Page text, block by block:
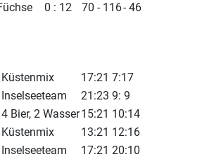
0 : 12 70 - 116- 46
Küstenmix
17:21 7:17
Inselseeteam
21:23 9: 9
4 Bier, 2 Wasser15:21 10:14
Küstenmix
13:21 12:16
Inselseeteam
17:21 20:10